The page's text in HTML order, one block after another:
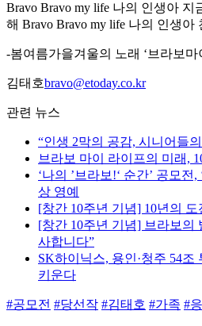
Bravo Bravo my life 나의 인생아 지
해 Bravo Bravo my life 나의 인생아
-봄여름가을겨울의 노래 ‘브라보마
김태호bravo@etoday.co.kr
관련 뉴스
“인생 2막의 공감, 시니어들
브라보 마이 라이프의 미래,
‘나의 ’브라보!‘ 순간’ 공모전
상 영예
[창간 10주년 기념] 10년의
[창간 10주년 기념] 브라보
사합니다”
SK하이닉스, 용인·청주 54
키운다
#공모전 #당선작 #김태호 #가족 #